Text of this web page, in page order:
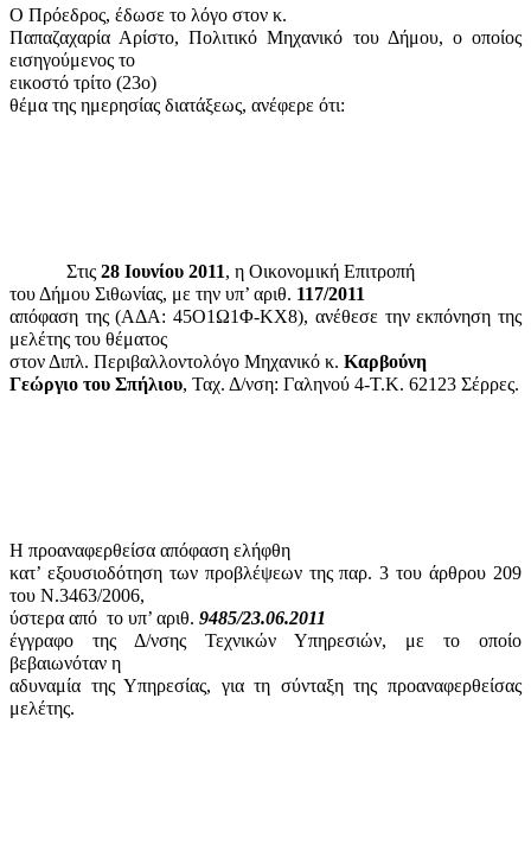
Ο Πρόεδρος, έδωσε το λόγο στον κ.
Παπαζαχαρία Αρίστο, Πολιτικό Μηχανικό του Δήμου, ο οποίος
εισηγούμενος το
εικοστό τρίτο (23o)
θέμα της ημερησίας διατάξεως, ανέφερε ότι:
Στις 28 Ιουνίου 2011, η Οικονομική Επιτροπή
του Δήμου Σιθωνίας, με την υπ’ αριθ. 117/2011
απόφαση της (ΑΔΑ: 45Ο1Ω1Φ-ΚΧ8), ανέθεσε την εκπόνηση της
μελέτης του θέματος
στον Διπλ. Περιβαλλοντολόγο Μηχανικό κ. Καρβούνη
Γεώργιο του Σπήλιου, Ταχ. Δ/νση: Γαληνού 4-Τ.Κ. 62123 Σέρρες.
Η προαναφερθείσα απόφαση ελήφθη
κατ’ εξουσιοδότηση των προβλέψεων της παρ. 3 του άρθρου 209
του Ν.3463/2006,
ύστερα από το υπ’ αριθ. 9485/23.06.2011
έγγραφο της Δ/νσης Τεχνικών Υπηρεσιών, με το οποίο
βεβαιωνόταν η
αδυναμία της Υπηρεσίας, για τη σύνταξη της προαναφερθείσας
μελέτης.